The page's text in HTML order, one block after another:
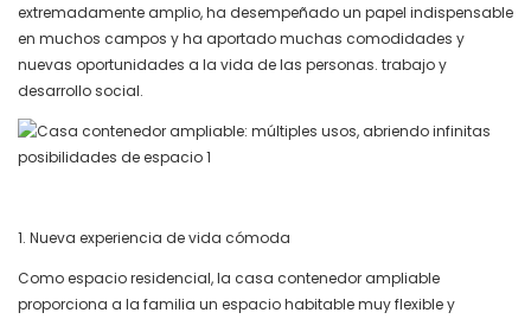
extremadamente amplio, ha desempeñado un papel indispensable
en muchos campos y ha aportado muchas comodidades y
nuevas oportunidades a la vida de las personas. trabajo y
desarrollo social.
1. Nueva experiencia de vida cómoda
Como espacio residencial, la casa contenedor ampliable
proporciona a la familia un espacio habitable muy flexible y